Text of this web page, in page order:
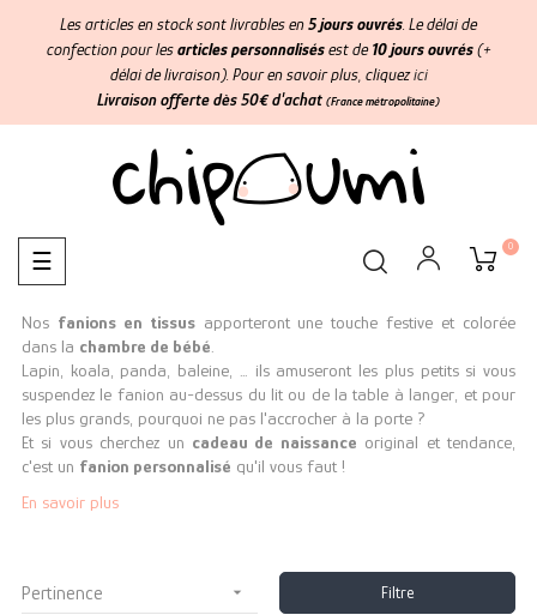
Les articles en stock sont livrables en5 jours ouvrés . Le délai de
confection pour lesarticles personnalisésest de10 jours ouvrés(+
délai de livraison). Pour en savoir plus, cliquezici
Livraison offerte dès 50€ d'achat (France métropolitaine)
Basculer
la
☰
0
Nos fanions en tissusapporteront une touche festive et colorée
dans la chambre de bébé
Lapin, koala, panda, baleine, … ils amuseront les plus petits si vous
suspendez le fanion au-dessus du lit ou de la table à langer, et pour
les plus grands, pourquoi ne pas l'accrocher à la porte ?
Et si vous cherchez un cadeau de naissance original et tendance,
c'est un fanion personnalisé qu'il vous faut !
En savoir plus
Pertinence  Filtre